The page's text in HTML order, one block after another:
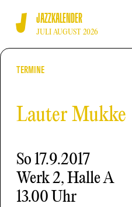
JAZZKALENDER
JULI AUGUST 2026
TERMINE
Lauter Mukke
So17.9.2017
Werk 2, Halle A
13.00 Uhr